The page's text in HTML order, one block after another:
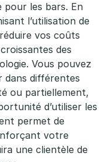
les bars. En
l’utilisation de
vos coûts
des
Vous pouvez
dans différentes
ou partiellement,
d’utiliser les
permet de
votre
une clientèle de